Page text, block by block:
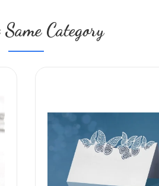
Category